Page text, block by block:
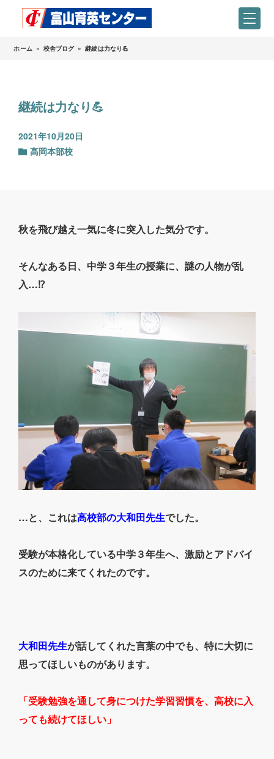
ホーム » 校舎ブログ » 継続は力なり💪
継続は力なり💪
2021年10月20日
高岡本部校
秋を飛び越え一気に冬に突入した気分です。
そんなある日、中学３年生の授業に、謎の人物が乱
入…⁉
…と、これは高校部の大和田先生でした。
受験が本格化している中学３年生へ、激励とアドバイ
スのために来てくれたのです。
大和田先生が話してくれた言葉の中でも、特に大切に
思ってほしいものがあります。
「受験勉強を通して身につけた学習習慣を、高校に入
っても続けてほしい」